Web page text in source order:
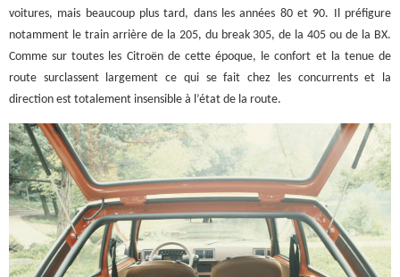
voitures, mais beaucoup plus tard, dans les années 80 et 90. Il préfigure
notamment le train arrière de la 205, du break 305, de la 405 ou de la BX.
Comme sur toutes les Citroën de cette époque, le confort et la tenue de
route surclassent largement ce qui se fait chez les concurrents et la
direction est totalement insensible à l’état de la route.